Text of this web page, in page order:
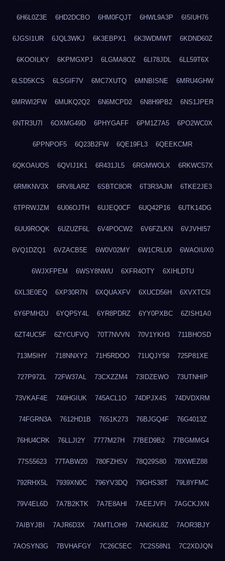
6H6L0Z3E 6HD2DCBO 6HM0FQJT 6HWL9A3P 6I5IUH76
6JGSI1UR 6JQL3WKJ 6K3EBPX1 6K3WDMWT 6KDND60Z
6KOOILKY 6KPMGXPJ 6LGMA8OZ 6LI78JDL 6LL59T6X
6LSD5KCS 6LSGIF7V 6MC7XUTQ 6MNBISNE 6MRU4GHW
6MRWI2FW 6MUKQ2Q2 6N6MCPD2 6N8H9PB2 6NS1JPER
6NTR3U7I 6OXMG49D 6PHYGAFF 6PM1Z7A5 6PO2WC0X
6PPNPOF5 6Q23B2FW 6QE19FL3 6QEEKCMR
6QKOAUOS 6QVIJ1K1 6R431JL5 6RGMWOLX 6RKWC57X
6RMKNV3X 6RV8LARZ 6SBTC8OR 6T3R3AJM 6TKE2JE3
6TPRWJZM 6U06OJTH 6UJEQ0CF 6UQ42P16 6UTK14DG
6UU9ROQK 6UZUZF6L 6V4POCW2 6V6FZLKN 6VJVHI57
6VQ1DZQ1 6VZACB5E 6W0V02MY 6W1CRLU0 6WAOIUX0
6WJXFPEM 6WSY8NWU 6XFR4OTY 6XIHLDTU
6XL3E0EQ 6XP30R7N 6XQUAXFV 6XUCD56H 6XVXTC5I
6Y6PMH2U 6YQP5Y4L 6YR8PDRZ 6YY0PXBC 6ZISH1A0
6ZT4UC5F 6ZYCUFVQ 70T7NVVN 70V1YKH3 711BHOSD
713M5IHY 718NNXY2 71H5RDOO 71UQJY58 725P81XE
727P972L 72FW37AL 73CXZZM4 73IDZEWO 73UTNHIP
73VKAF4E 740HGIUK 745ACL1O 74DPJX4S 74DVDXRM
74FGRN3A 7612HD1B 7651K273 76BJGQ4F 76G4013Z
76HU4CRK 76LLJI2Y 7777M27H 77BED9B2 77BGMMG4
77S55623 77TABW20 780FZHSV 78Q29S80 78XWEZ88
792RHX5L 7939XN0C 796YV3DQ 79GHS38T 79L8YFMC
79V4EL6D 7A7B2KTK 7A7E8AHI 7AEEJVFI 7AGCKJXN
7AIBYJBI 7AJR6D3X 7AMTLOH9 7ANGKL8Z 7AOR3BJY
7AOSYN3G 7BVHAFGY 7C26C5EC 7C2S58N1 7C2XDJQN